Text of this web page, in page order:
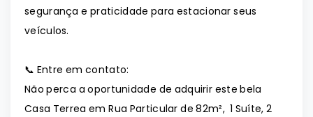
segurança e praticidade para estacionar seus
veículos.
📞 Entre em contato:
Não perca a oportunidade de adquirir este bela
Casa Terrea em Rua Particular de 82m², 1 Suíte, 2